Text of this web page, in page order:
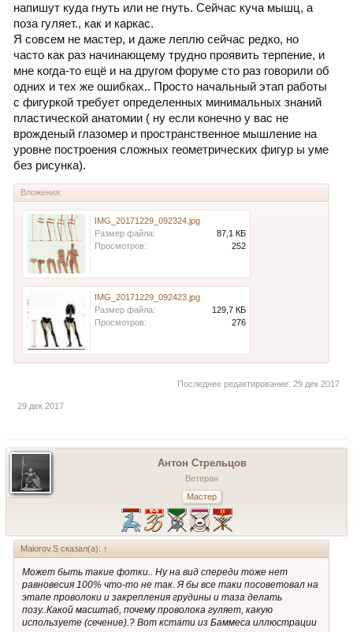
напишут куда гнуть или не гнуть. Сейчас куча мышц, а
поза гуляет., как и каркас.
Я совсем не мастер, и даже леплю сейчас редко, но
часто как раз начинающему трудно проявить терпение, и
мне когда-то ещё и на другом форуме сто раз говорили об
одних и тех же ошибках.. Просто начальный этап работы
с фигуркой требует определенных минимальных знаний
пластической анатомии ( ну если конечно у вас не
врожденый глазомер и пространственное мышление на
уровне построения сложных геометрических фигур ы уме
без рисунка).
Вложения:
IMG_20171229_092324.jpg
Размер файла:
87,1 КБ
Просмотров:
252
IMG_20171229_092423.jpg
Размер файла:
129,7 КБ
Просмотров:
276
Последнее редактирование: 29 дек 2017
29 дек 2017
Антон Стрельцов
Ветеран
Мастер
Maiorov.S сказал(а): ↑
Может быть такие фотки.. Ну на вид спереди тоже нет
равновесия 100% что-то не так. Я бы все таки посоветовал на
этапе проволоки и закрепления грудины и таза делать
позу..Какой масштаб, почему проволока гуляет, какую
используете (сечение).? Вот кстати из Баммеса иллюстрации